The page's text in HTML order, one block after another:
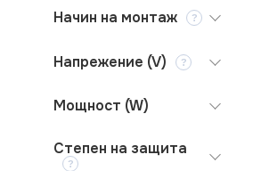
Начин на монтаж
Напрежение (V)
Мощност (W)
Степен на защита